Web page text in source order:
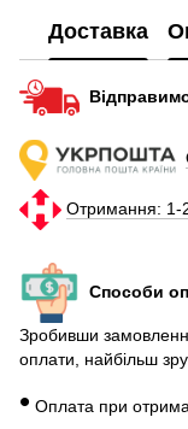
Power bank в
Купити хороший
Доставка
Отримання: 1-
Способи
Зробивши
оплати, найбільш
• Оплата при